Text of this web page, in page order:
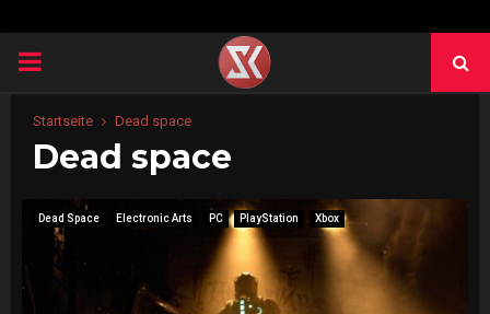
PRIMARY
MENU
Startseite Dead space
Dead space
Dead Space Electronic Arts PC PlayStation Xbox